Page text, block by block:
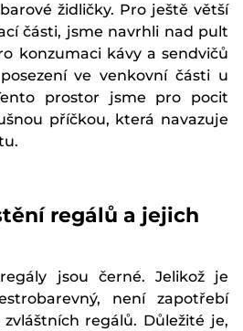
židličky. Pro ještě větší
části, jsme navrhli nad pult
konzumaci kávy a sendvičů
ve venkovní části u
prostor jsme pro pocit
příčkou, která navazuje
regálů a jejich
jsou černé. Jelikož je
není zapotřebí
regálů. Důležité je,